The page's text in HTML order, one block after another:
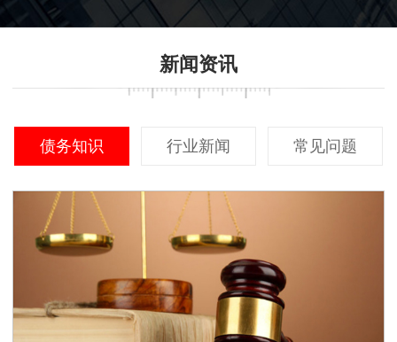
新闻资讯
债务知识 行业新闻 常见问题